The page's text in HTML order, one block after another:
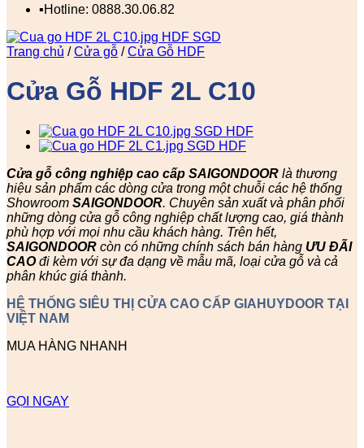
▪️Hotline: 0888.30.06.82
Trang chủ / Cửa gỗ / Cửa Gỗ HDF
Cửa Gỗ HDF 2L C10
Cửa gỗ công nghiệp cao cấp SAIGONDOOR là thương
hiệu sản phẩm các dòng cửa trong một chuỗi các hệ thống
Showroom SAIGONDOOR. Chuyên sản xuất và phân phối
những dòng cửa gỗ công nghiệp chất lượng cao, giá thành
phù hợp với mọi nhu cầu khách hàng. Trên hết,
SAIGONDOOR còn có những chính sách bán hàng ƯU ĐÃI
CAOđi kèm với sự đa dạng về mẫu mã, loại cửa gỗ và cả
phân khúc giá thành.
HỆ THỐNG SIÊU THỊ CỬA CAO CẤP GIAHUYDOOR TẠI
VIỆT NAM
MUA HÀNG NHANH
GỌI NGAY